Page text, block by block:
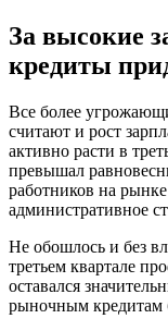
За высокие
кредиты
Все более
считают и рост
активно расти в
превышал
работников на
административное
Не обошлось и без
третьем квартале
оставался
рыночным кредитам